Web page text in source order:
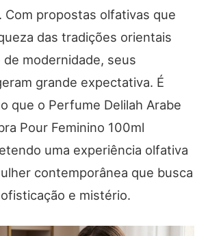
Com propostas olfativas que
das tradições orientais
modernidade, seus
grande expectativa. É
que o Perfume Delilah Arabe
Pour Feminino 100ml
uma experiência olfativa
contemporânea que busca
e mistério.